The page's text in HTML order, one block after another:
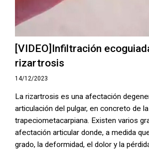
[VIDEO]Infiltración
rizartrosis
14/12/2023
La rizartrosis es una afectación
articulación del pulgar, en concreto de
trapeciometacarpiana. Existen varios
afectación articular donde, a medida
grado, la deformidad, el dolor y la